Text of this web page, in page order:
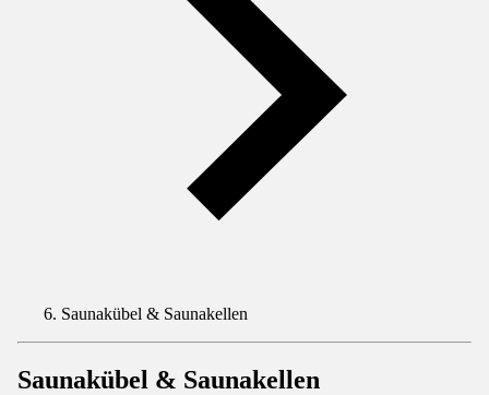
Saunakübel & Saunakellen
Saunakübel & Saunakellen